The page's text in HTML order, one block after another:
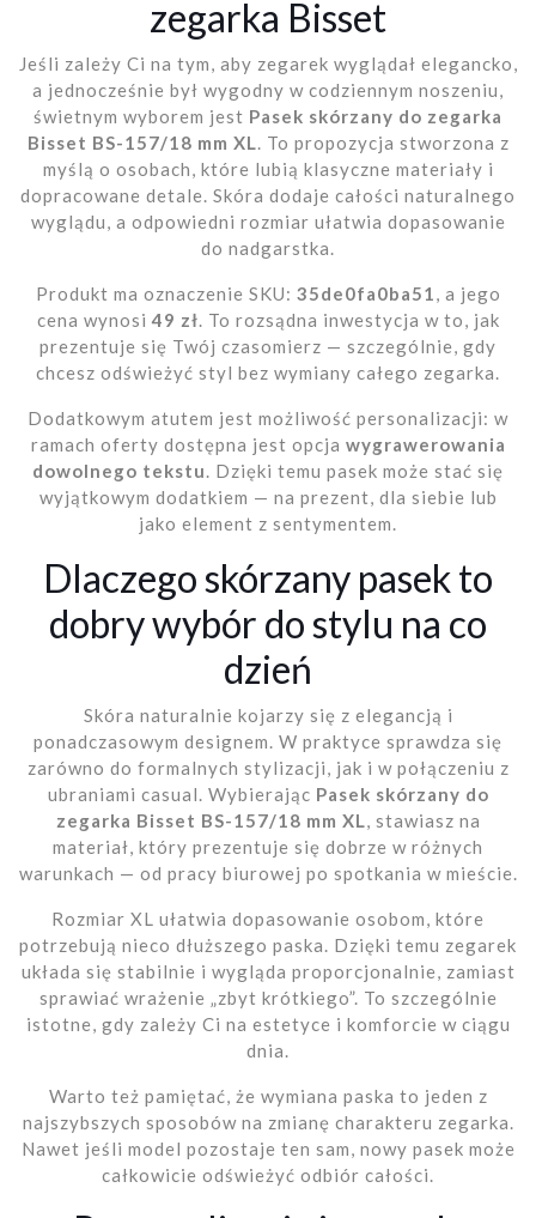
zegarka Bisset
Jeśli zależy Ci na tym, aby zegarek wyglądał elegancko,
a jednocześnie był wygodny w codziennym noszeniu,
świetnym wyborem jest Pasek skórzany do zegarka
Bisset BS-157/18 mm XL. To propozycja stworzona z
myślą o osobach, które lubią klasyczne materiały i
dopracowane detale. Skóra dodaje całości naturalnego
wyglądu, a odpowiedni rozmiar ułatwia dopasowanie
do nadgarstka.
Produkt ma oznaczenie SKU: 35de0fa0ba51, a jego
cena wynosi 49 zł. To rozsądna inwestycja w to, jak
prezentuje się Twój czasomierz — szczególnie, gdy
chcesz odświeżyć styl bez wymiany całego zegarka.
Dodatkowym atutem jest możliwość personalizacji: w
ramach oferty dostępna jest opcja wygrawerowania
dowolnego tekstu. Dzięki temu pasek może stać się
wyjątkowym dodatkiem — na prezent, dla siebie lub
jako element z sentymentem.
Dlaczego skórzany pasek to
dobry wybór do stylu na co
dzień
Skóra naturalnie kojarzy się z elegancją i
ponadczasowym designem. W praktyce sprawdza się
zarówno do formalnych stylizacji, jak i w połączeniu z
ubraniami casual. Wybierając Pasek skórzany do
zegarka Bisset BS-157/18 mm XL, stawiasz na
materiał, który prezentuje się dobrze w różnych
warunkach — od pracy biurowej po spotkania w mieście.
Rozmiar XL ułatwia dopasowanie osobom, które
potrzebują nieco dłuższego paska. Dzięki temu zegarek
układa się stabilnie i wygląda proporcjonalnie, zamiast
sprawiać wrażenie „zbyt krótkiego”. To szczególnie
istotne, gdy zależy Ci na estetyce i komforcie w ciągu
dnia.
Warto też pamiętać, że wymiana paska to jeden z
najszybszych sposobów na zmianę charakteru zegarka.
Nawet jeśli model pozostaje ten sam, nowy pasek może
całkowicie odświeżyć odbiór całości.